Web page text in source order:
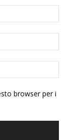
browser per i